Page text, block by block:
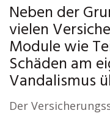
Neben der
vielen
Module wie
Schäden am
Vandalismus
Der